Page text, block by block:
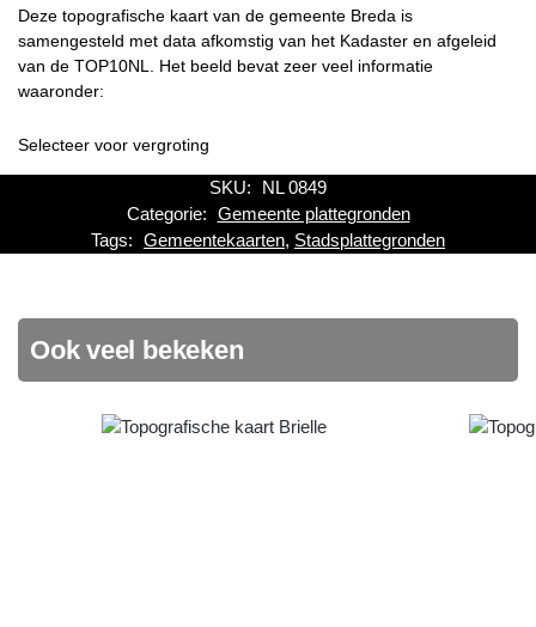
Deze topografische kaart van de gemeente Breda is
samengesteld met data afkomstig van het Kadaster en afgeleid
van de TOP10NL. Het beeld bevat zeer veel informatie
waaronder:
Selecteer voor vergroting
SKU:
NL 0849
Categorie: Gemeente plattegronden
Tags: Gemeentekaarten, Stadsplattegronden
Ook veel bekeken